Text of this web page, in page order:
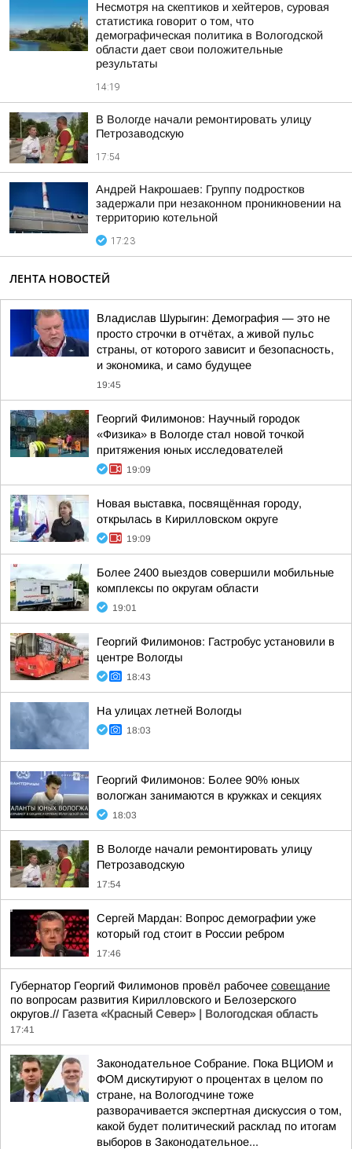
Несмотря на скептиков и хейтеров, суровая
статистика говорит о том, что
демографическая политика в Вологодской
области дает свои положительные
результаты
14:19
В Вологде начали ремонтировать улицу
Петрозаводскую
17:54
Андрей Накрошаев: Группу подростков
задержали при незаконном проникновении на
территорию котельной
17:23
ЛЕНТА НОВОСТЕЙ
Владислав Шурыгин: Демография — это не
просто строчки в отчётах, а живой пульс
страны, от которого зависит и безопасность,
и экономика, и само будущее
19:45
Георгий Филимонов: Научный городок
«Физика» в Вологде стал новой точкой
притяжения юных исследователей
19:09
Новая выставка, посвящённая городу,
открылась в Кирилловском округе
19:09
Более 2400 выездов совершили мобильные
комплексы по округам области
19:01
Георгий Филимонов: Гастробус установили в
центре Вологды
18:43
На улицах летней Вологды
18:03
Георгий Филимонов: Более 90% юных
вологжан занимаются в кружках и секциях
18:03
В Вологде начали ремонтировать улицу
Петрозаводскую
17:54
Сергей Мардан: Вопрос демографии уже
который год стоит в России ребром
17:46
Губернатор Георгий Филимонов провёл рабочее совещание
по вопросам развития Кирилловского и Белозерского
округов.// Газета «Красный Север» | Вологодская область
17:41
Законодательное Собрание. Пока ВЦИОМ и
ФОМ дискутируют о процентах в целом по
стране, на Вологодчине тоже
разворачивается экспертная дискуссия о том,
какой будет политический расклад по итогам
выборов в Законодательное...